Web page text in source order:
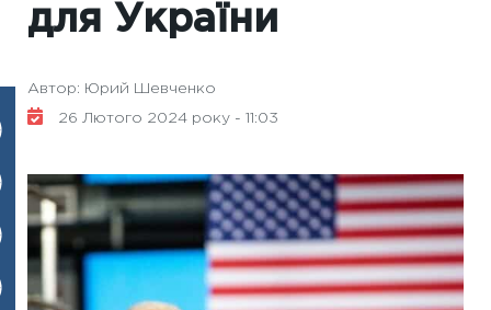
для України
Автор: Юрий Шевченко
26 Лютого 2024 року - 11:03